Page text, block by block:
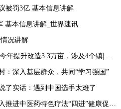
被罚3亿 基本信息讲解
基本信息讲解_世界速讯
况讲解
升改造3.3万亩，涉及4个镇|每日速读
：深入基层群众，共同“学习强国”
了实话：遇到中国选手太难了
中医药特色疗法“四进”健康促进行动